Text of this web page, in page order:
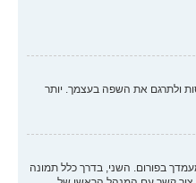
ולתרגם את השפה בעצמך. יותר
בפורום. השני, בדרך כלל תמונה